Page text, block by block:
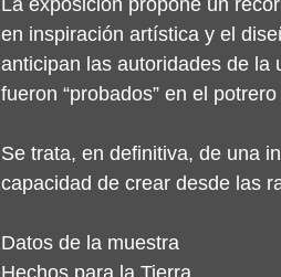
La exposición propone un
en inspiración artística y el
anticipan las autoridades de la
fueron “probados” en el
Se trata, en definitiva, de una
capacidad de crear desde las
Datos de la muestra